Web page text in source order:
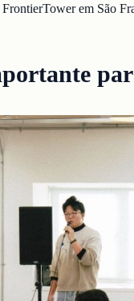
FrontierTower em São